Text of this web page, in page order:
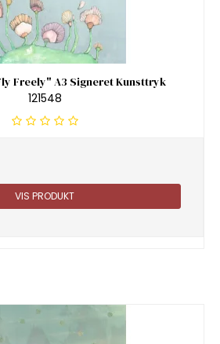
Freely" A3 Signeret Kunsttryk
121548
VIS PRODUKT